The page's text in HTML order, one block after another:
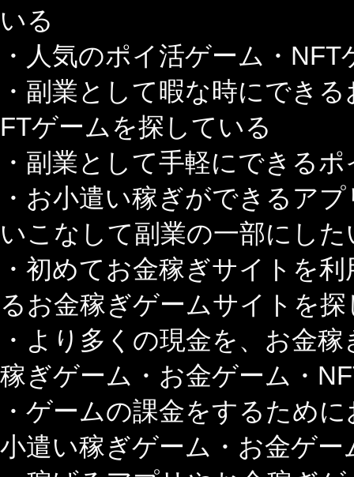
いる
・人気のポイ活ゲーム・
・副業として暇な時にでき
FTゲームを探している
・副業として手軽にできる
・お小遣い稼ぎができるア
いこなして副業の一部にした
・初めてお金稼ぎサイトを
るお金稼ぎゲームサイトを
・より多くの現金を、お金
稼ぎゲーム・お金ゲーム・
・ゲームの課金をするため
小遣い稼ぎゲーム・お金ゲ